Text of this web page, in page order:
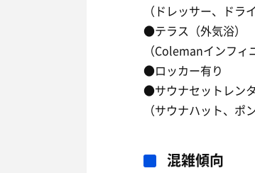
（ドレッサー、ドラ
●テラス（外気浴）
（Colemanインフィ
●ロッカー有り
●サウナセットレン
（サウナハット、ポ
混雑傾向